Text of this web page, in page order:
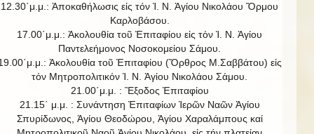
12.30΄μ.μ.: Ἀποκαθήλωσις εἰς τόν Ἱ. Ν. Ἁγίου Νικολάου Ὅρμου
Καρλοβάσου.
17.00΄μ.μ.: Ἀκολουθία τοῦ Ἐπιταφίου εἰς τόν Ἱ. Ν. Ἁγίου
Παντελεήμονος Νοσοκομείου Σάμου.
Ἀκολουθία τοῦ Ἐπιταφίου (Ὄρθρος Μ.Σαββάτου) εἰς
τόν Μητροπολιτικόν Ἱ. Ν. Ἁγίου Νικολάου Σάμου.
21.00΄μ.μ. : Ἒξοδος Ἐπιταφίου
21.15΄ μ.μ. : Συνάντηση Ἐπιταφίων Ἱερῶν Ναῶν Ἀγίου
Σπυρίδωνος, Ἁγίου Θεοδώρου, Ἁγίου Χαραλάμπους καί